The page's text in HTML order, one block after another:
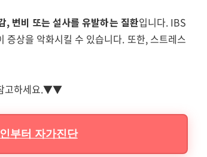
, 변비 또는 설사를 유발하는 질환입니다. IBS
증상을 악화시킬 수 있습니다. 또한, 스트레스
고하세요.▼▼
부터 자가진단